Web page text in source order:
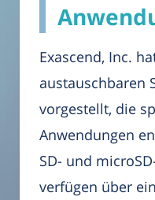
Exascend, Inc.
austauschbaren
vorgestellt, die
Anwendungen
SD- und
verfügen über